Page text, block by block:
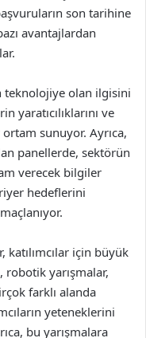
son tarihine
avantajlardan
teknolojiye olan ilgisini
yaratıcılıklarını ve
sunuyor. Ayrıca,
panellerde, sektörün
verecek bilgiler
hedeflerini
katılımcılar için büyük
robotik yarışmalar,
farklı alanda
yeteneklerini
bu yarışmalara